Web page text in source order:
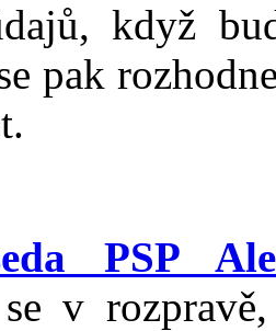
když
pak
PSP
se v